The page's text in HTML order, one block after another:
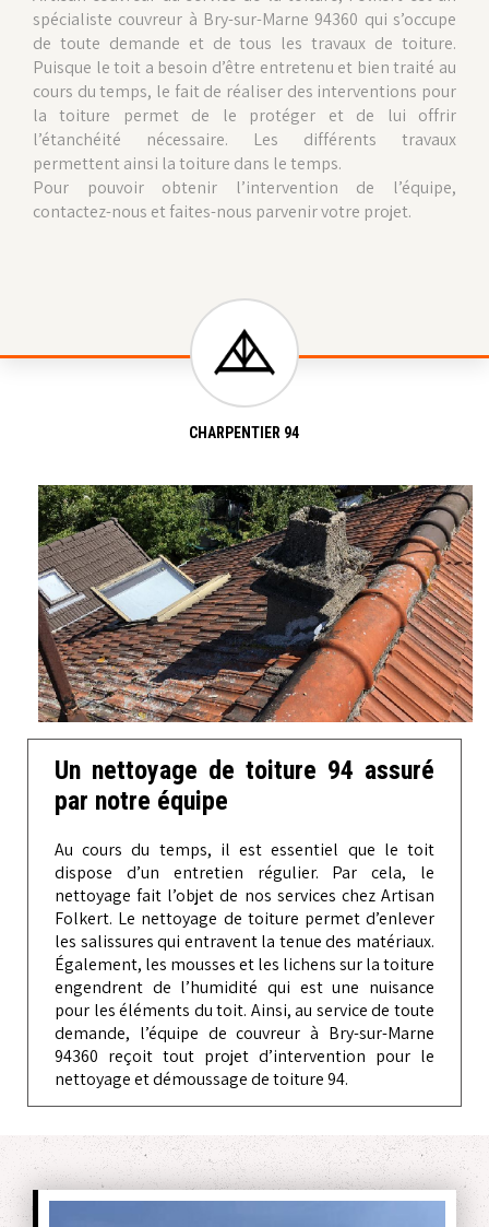
spécialiste couvreur à Bry-sur-Marne 94360 qui s’occupe
de toute demande et de tous les travaux de toiture.
Puisque le toit a besoin d’être entretenu et bien traité au
cours du temps, le fait de réaliser des interventions pour
la toiture permet de le protéger et de lui offrir
l’étanchéité nécessaire. Les différents travaux
permettent ainsi la toiture dans le temps.
Pour pouvoir obtenir l’intervention de l’équipe,
contactez-nous et faites-nous parvenir votre projet.
CHARPENTIER 94
Un nettoyage de toiture 94 assuré
par notre équipe
Au cours du temps, il est essentiel que le toit
dispose d’un entretien régulier. Par cela, le
nettoyage fait l’objet de nos services chez Artisan
Folkert. Le nettoyage de toiture permet d’enlever
les salissures qui entravent la tenue des matériaux.
Également, les mousses et les lichens sur la toiture
engendrent de l’humidité qui est une nuisance
pour les éléments du toit. Ainsi, au service de toute
demande, l’équipe de couvreur à Bry-sur-Marne
94360 reçoit tout projet d’intervention pour le
nettoyage et démoussage de toiture 94.